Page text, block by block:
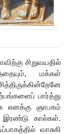
சிறுவயதில்
மக்கள்
பார்த்து
எனக்கு
ஞாபகம்
இரண்டு
கால்கள்.
வாசுகி